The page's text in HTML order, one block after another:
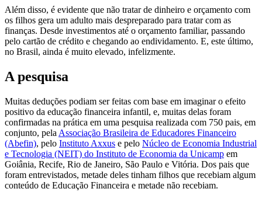
Além disso, é evidente que não tratar de dinheiro e orçamento com
os filhos gera um adulto mais despreparado para tratar com as
finanças. Desde investimentos até o orçamento familiar, passando
pelo cartão de crédito e chegando ao endividamento. E, este último,
no Brasil, ainda é muito elevado, infelizmente.
A pesquisa
Muitas deduções podiam ser feitas com base em imaginar o efeito
positivo da educação financeira infantil, e, muitas delas foram
confirmadas na prática em uma pesquisa realizada com 750 pais, em
conjunto, pela Associação Brasileira de Educadores Financeiro
(Abefin), pelo Instituto Axxus e pelo Núcleo de Economia Industrial
e Tecnologia (NEIT) do Instituto de Economia da Unicamp em
Goiânia, Recife, Rio de Janeiro, São Paulo e Vitória. Dos pais que
foram entrevistados, metade deles tinham filhos que recebiam algum
conteúdo de Educação Financeira e metade não recebiam.